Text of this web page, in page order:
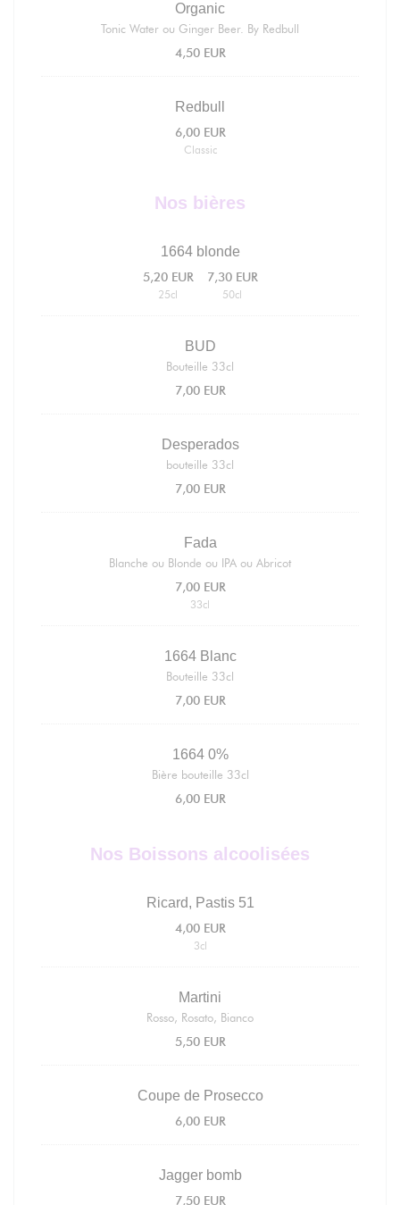
Organic
Tonic Water ou Ginger Beer. By Redbull
4,50 EUR
Redbull
6,00 EUR
Classic
Nos bières
1664 blonde
5,20 EUR
25cl
7,30 EUR
50cl
BUD
Bouteille 33cl
7,00 EUR
Desperados
bouteille 33cl
7,00 EUR
Fada
Blanche ou Blonde ou IPA ou Abricot
7,00 EUR
33cl
1664 Blanc
Bouteille 33cl
7,00 EUR
1664 0%
Bière bouteille 33cl
6,00 EUR
Nos Boissons alcoolisées
Ricard, Pastis 51
4,00 EUR
3cl
Martini
Rosso, Rosato, Bianco
5,50 EUR
Coupe de Prosecco
6,00 EUR
Jagger bomb
7,50 EUR